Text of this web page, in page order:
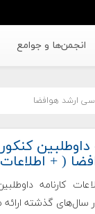
انجمن‌ها و جوامع
ارشد هوافضا
داوطلبین
( +
کارنامه
سال‌های گذشته